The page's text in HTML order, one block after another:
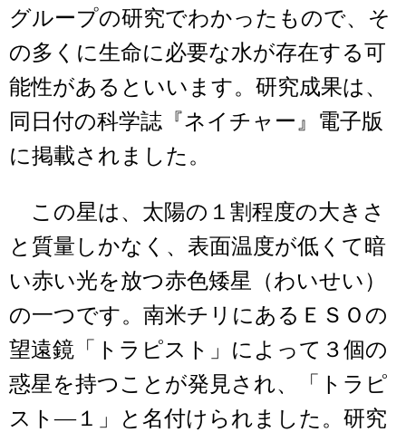
グループの研究でわかったもので、そ
の多くに生命に必要な水が存在する可
能性があるといいます。研究成果は、
同日付の科学誌『ネイチャー』電子版
に掲載されました。
この星は、太陽の１割程度の大きさ
と質量しかなく、表面温度が低くて暗
い赤い光を放つ赤色矮星（わいせい）
の一つです。南米チリにあるＥＳＯの
望遠鏡「トラピスト」によって３個の
惑星を持つことが発見され、「トラピ
スト―１」と名付けられました。研究